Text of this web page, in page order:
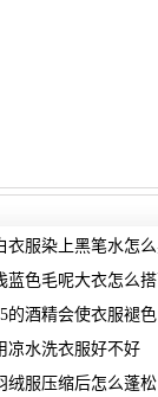
衣服染上黑笔水怎
蓝色毛呢大衣怎么
的酒精会使衣服褪
凉水洗衣服好不好
绒服压缩后怎么蓬松